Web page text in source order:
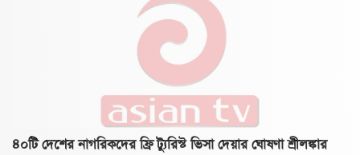
৪০টি দেশের নাগরিকদের ফ্রি ট্যুরিস্ট ভিসা দেয়ার ঘোষণা শ্রীলঙ্কার